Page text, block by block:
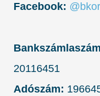
Facebook:
20116451
Adószám: